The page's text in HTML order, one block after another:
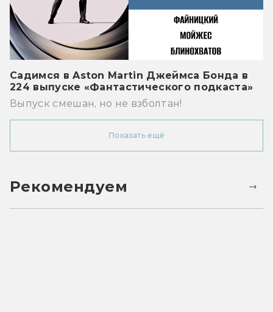
Садимся в Aston Martin Джеймса Бонда в
224 выпуске «Фантастического подкаста»
Выпуск смешан, но не взболтан!
Показать ещё
Рекомендуем